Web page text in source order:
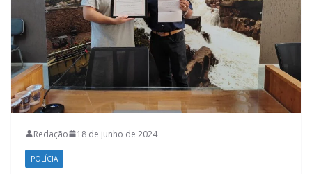
Redação 18 de junho de 2024
POLÍCIA